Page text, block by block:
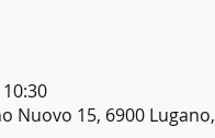
Nuovo 15, 6900